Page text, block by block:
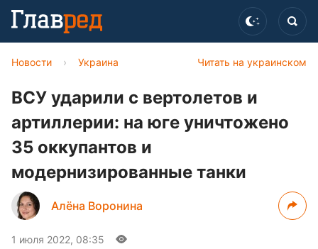
Читать на украинском
Новости › Украина
ВСУ ударили с вертолетов и
артиллерии: на юге уничтожено
35 оккупантов и
модернизированные танки
Алёна Воронина
1 июля 2022, 08:35